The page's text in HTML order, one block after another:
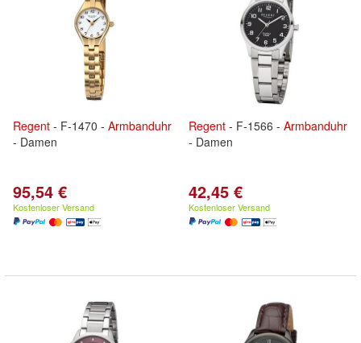
Regent - F-1470 - Armbanduhr
- Damen
95,54 €
Kostenloser Versand
Regent - F-1566 - Armbanduhr
- Damen
42,45 €
Kostenloser Versand